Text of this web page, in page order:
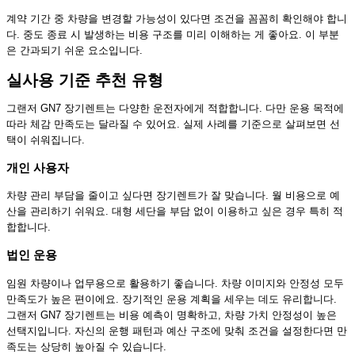
계약 기간 중 차량을 변경할 가능성이 있다면 조건을 꼼꼼히 확인해야 합니
다. 중도 종료 시 발생하는 비용 구조를 미리 이해하는 게 좋아요. 이 부분
은 간과되기 쉬운 요소입니다.
실사용 기준 추천 유형
그랜저 GN7 장기렌트는 다양한 운전자에게 적합합니다. 다만 운용 목적에
따라 체감 만족도는 달라질 수 있어요. 실제 사례를 기준으로 살펴보면 선
택이 쉬워집니다.
개인 사용자
차량 관리 부담을 줄이고 싶다면 장기렌트가 잘 맞습니다. 월 비용으로 예
산을 관리하기 쉬워요. 대형 세단을 부담 없이 이용하고 싶은 경우 특히 적
합합니다.
법인 운용
임원 차량이나 업무용으로 활용하기 좋습니다. 차량 이미지와 안정성 모두
만족도가 높은 편이에요. 장기적인 운용 계획을 세우는 데도 유리합니다.
그랜저 GN7 장기렌트는 비용 예측이 명확하고, 차량 가치 안정성이 높은
선택지입니다. 자신의 운행 패턴과 예산 구조에 맞춰 조건을 설정한다면 만
족도는 상당히 높아질 수 있습니다.